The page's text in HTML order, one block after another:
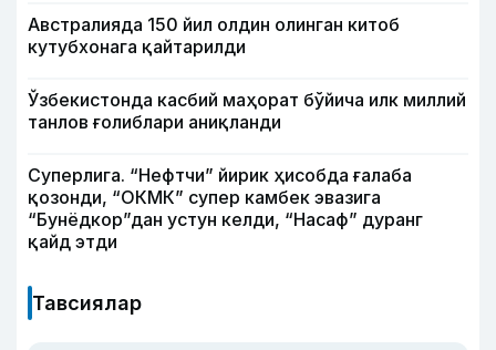
Австралияда 150 йил олдин олинган китоб
кутубхонага қайтарилди
Ўзбекистонда касбий маҳорат бўйича илк миллий
танлов ғолиблари аниқланди
Суперлига. “Нефтчи” йирик ҳисобда ғалаба
қозонди, “ОКМК” супер камбек эвазига
“Бунёдкор”дан устун келди, “Насаф” дуранг
қайд этди
Тавсиялар